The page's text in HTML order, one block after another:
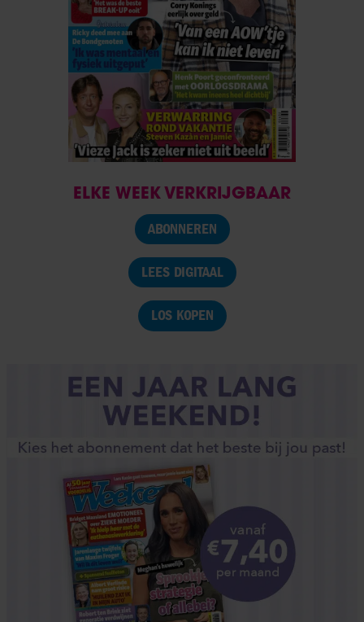
ELKE WEEK VERKRIJGBAAR
ABONNEREN
LEES DIGITAAL
LOS KOPEN